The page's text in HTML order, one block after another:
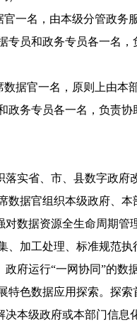
名，由本级分管政务
员和政务专员各一名
官一名，原则上由本
务专员各一名，负责
落实省、市、县数字政
据官组织本级政府、
对数据资源全生命周期
加工处理、标准规范
府运行“一网协同”的
色数据应用探索。探
本级政府或本部门信